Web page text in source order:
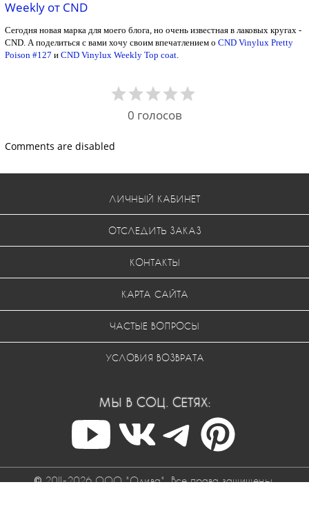
Weekly от CND
Сегодня новая марка для моего блога, но очень известная в лаковых кругах -
CND. А поделиться с вами хочу своим впечатлением о CND Vinylux Pretty
Poison #127 и CND Vinylux Weekly Top coat
0 голосов
Comments are disabled
ЛИЧНЫЙ КАБИНЕТ
ОТСЛЕДИТЬ ЗАКАЗ
КОНТАКТЫ
КАРТА САЙТА
ЧАСТЫЕ ВОПРОСЫ
УСЛОВИЯ ВОЗВРАТА
МЫ В СОЦ. СЕТЯХ:
© 2011-2026 ООО "Одива". Все права защищены.